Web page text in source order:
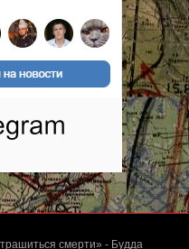
смерти» - Будда